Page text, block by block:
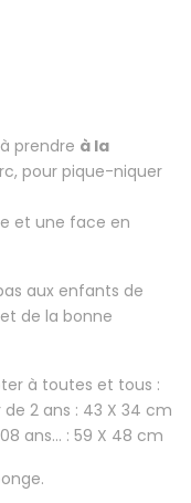
prendre à la
pour pique-niquer
et une face en
aux enfants de
de la bonne
à toutes et tous :
2 ans : 43 X 34 cm
ans... : 59 X 48 cm